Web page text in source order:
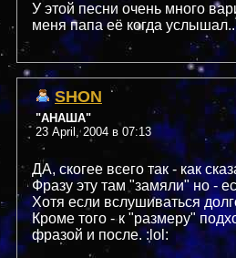
У этой песни очень много
меня папа её когда
SHON
"АНАША"
23 April, 2004 в 07:13
ДА, скогее всего так - как
Фразу эту там "замяли" но -
Хотя если вслушиваться
Кроме того - к "размеру"
фразой и после. :lol: